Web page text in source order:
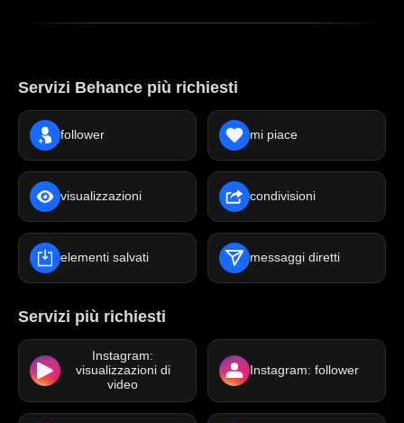
Servizi Behance più richiesti
follower mi piace
visualizzazioni condivisioni
elementi salvati messaggi diretti
Servizi più richiesti
Instagram:
visualizzazioni di
video
Instagram: follower